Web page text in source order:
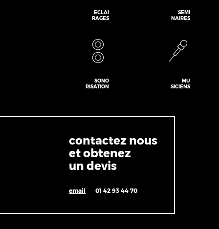
ECLAI
RAGES
SEMI
NAIRES
SONO
RISATION
MU
SICIENS
contactez nous
et obtenez
un devis
email 01 42 93 44 70